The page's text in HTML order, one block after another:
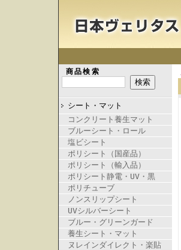
商品検索
シート・マット
コンクリート養生マット
ブルーシート・ロール
塩ビシート
ポリシート（国産品）
ポリシート（輸入品）
ポリシート静電・UV・黒
ポリチューブ
ノンスリップシート
UVシルバーシート
ブルー・グリーンガード
養生シート・マット
ヌレインダイレクト・楽貼